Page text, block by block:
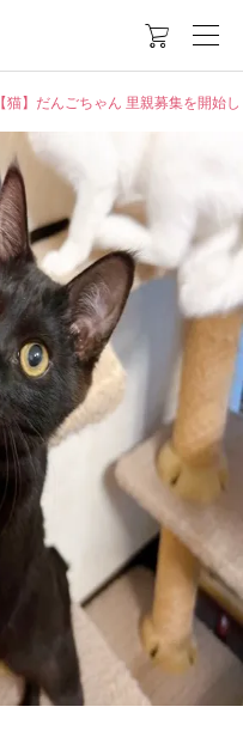

【猫】だんごちゃん 里親募集を開始